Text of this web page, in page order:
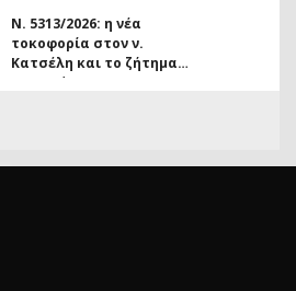
Ν. 5313/2026: η νέα
τοκοφορία στον ν.
Κατσέλη και το ζήτημα
της ασύμμετρης